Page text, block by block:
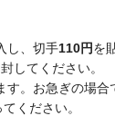
し、切手110円を
してください。
す。お急ぎの場合
ください。